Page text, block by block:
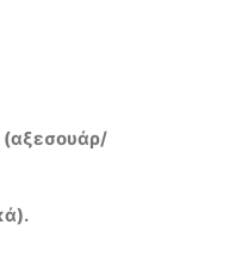
(αξεσουάρ/